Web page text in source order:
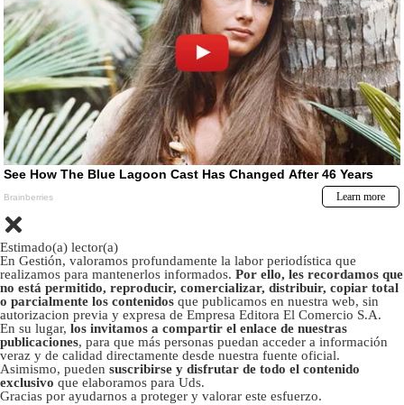
Estimado(a) lector(a)
En Gestión, valoramos profundamente la labor periodística que
realizamos para mantenerlos informados. Por ello, les recordamos que
no está permitido, reproducir, comercializar, distribuir, copiar total
o parcialmente los contenidos que publicamos en nuestra web, sin
autorizacion previa y expresa de Empresa Editora El Comercio S.A.
En su lugar, los invitamos a compartir el enlace de nuestras
publicaciones, para que más personas puedan acceder a información
veraz y de calidad directamente desde nuestra fuente oficial.
Asimismo, pueden suscribirse y disfrutar de todo el contenido
exclusivo que elaboramos para Uds.
Gracias por ayudarnos a proteger y valorar este esfuerzo.